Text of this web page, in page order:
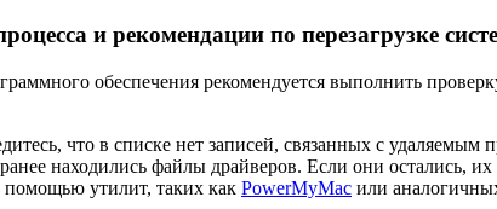
и рекомендации по перезагрузке
обеспечения рекомендуется выполнить
что в списке нет записей, связанных с
находились файлы драйверов. Если они
помощью утилит, таких как PowerMyMac или